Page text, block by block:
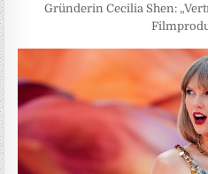
Gründerin Cecilia Shen: